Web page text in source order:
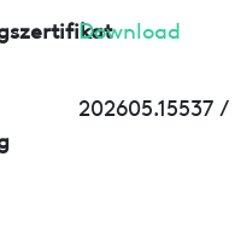
Download
202605.15537